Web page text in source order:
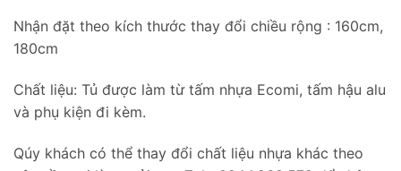
Nhận đặt theo kích thước thay đổi chiều rộng : 160cm,
180cm
Chất liệu: Tủ được làm từ tấm nhựa Ecomi, tấm hậu alu
và phụ kiện đi kèm.
Qúy khách có thể thay đổi chất liệu nhựa khác theo